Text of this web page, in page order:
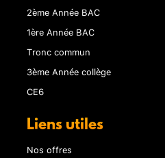
2ème Année BAC
1ère Année BAC
Tronc commun
3ème Année collège
CE6
Liens utiles
Nos offres